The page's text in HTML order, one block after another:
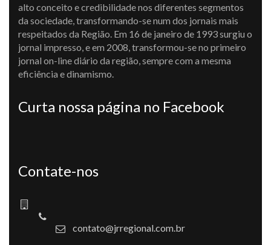
alto conceito e credibilidade nos diferentes segmentos
da sociedade, transformando-se num dos jornais mais
respeitados da Região. Em 16 de janeiro de 1993 surgiu o
jornal impresso, e em 2008, transformou-se no primeiro
jornal on-line diário da região, sempre com a mesma
eficiência e dinamismo.
Curta nossa página no Facebook
Contate-nos
contato@jrregional.com.br